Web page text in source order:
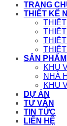
TRANG
THIẾT KẾ
SẢN PHẨM
KHU
NHÀ
KHU
DỰ ÁN
TƯ VẤN
TIN TỨC
LIÊN HỆ